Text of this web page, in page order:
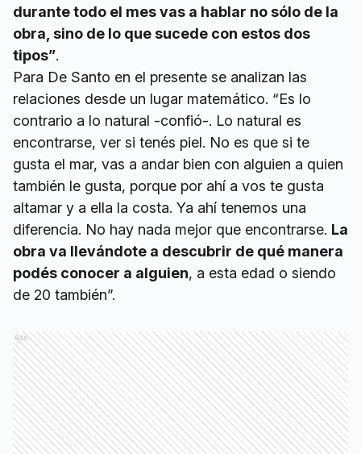
durante todo el mes vas a hablar no sólo de la
obra, sino de lo que sucede con estos dos
tipos”.
Para De Santo en el presente se analizan las
relaciones desde un lugar matemático. “Es lo
contrario a lo natural -confió-. Lo natural es
encontrarse, ver si tenés piel. No es que si te
gusta el mar, vas a andar bien con alguien a quien
también le gusta, porque por ahí a vos te gusta
altamar y a ella la costa. Ya ahí tenemos una
diferencia. No hay nada mejor que encontrarse. La
obra va llevándote a descubrir de qué manera
podés conocer a alguien, a esta edad o siendo
de 20 también”.
Ads